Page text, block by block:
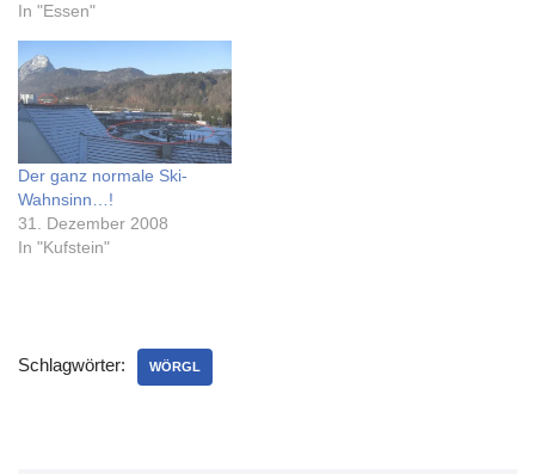
In "Essen"
Der ganz normale Ski-
Wahnsinn…!
31. Dezember 2008
In "Kufstein"
Schlagwörter: WÖRGL